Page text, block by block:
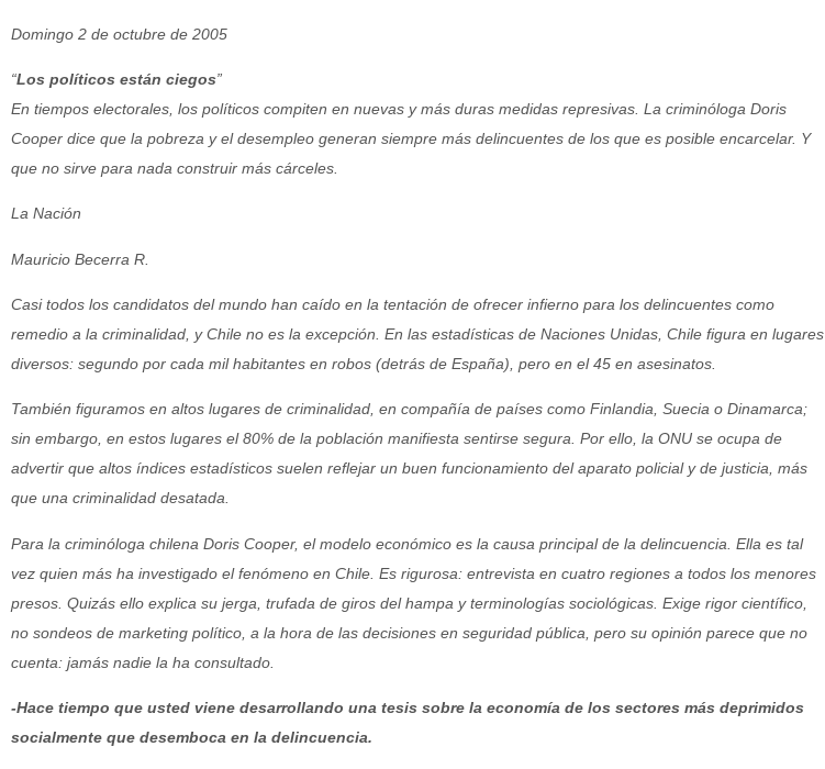
Domingo 2 de octubre de 2005
“Los políticos están ciegos”
En tiempos electorales, los políticos compiten en nuevas y más duras medidas represivas. La criminóloga Doris
Cooper dice que la pobreza y el desempleo generan siempre más delincuentes de los que es posible encarcelar. Y
que no sirve para nada construir más cárceles.
La Nación
Mauricio Becerra R.
Casi todos los candidatos del mundo han caído en la tentación de ofrecer infierno para los delincuentes como
remedio a la criminalidad, y Chile no es la excepción. En las estadísticas de Naciones Unidas, Chile figura en lugares
diversos: segundo por cada mil habitantes en robos (detrás de España), pero en el 45 en asesinatos.
También figuramos en altos lugares de criminalidad, en compañía de países como Finlandia, Suecia o Dinamarca;
sin embargo, en estos lugares el 80% de la población manifiesta sentirse segura. Por ello, la ONU se ocupa de
advertir que altos índices estadísticos suelen reflejar un buen funcionamiento del aparato policial y de justicia, más
que una criminalidad desatada.
Para la criminóloga chilena Doris Cooper, el modelo económico es la causa principal de la delincuencia. Ella es tal
vez quien más ha investigado el fenómeno en Chile. Es rigurosa: entrevista en cuatro regiones a todos los menores
presos. Quizás ello explica su jerga, trufada de giros del hampa y terminologías sociológicas. Exige rigor científico,
no sondeos de marketing político, a la hora de las decisiones en seguridad pública, pero su opinión parece que no
cuenta: jamás nadie la ha consultado.
-Hace tiempo que usted viene desarrollando una tesis sobre la economía de los sectores más deprimidos
socialmente que desemboca en la delincuencia.